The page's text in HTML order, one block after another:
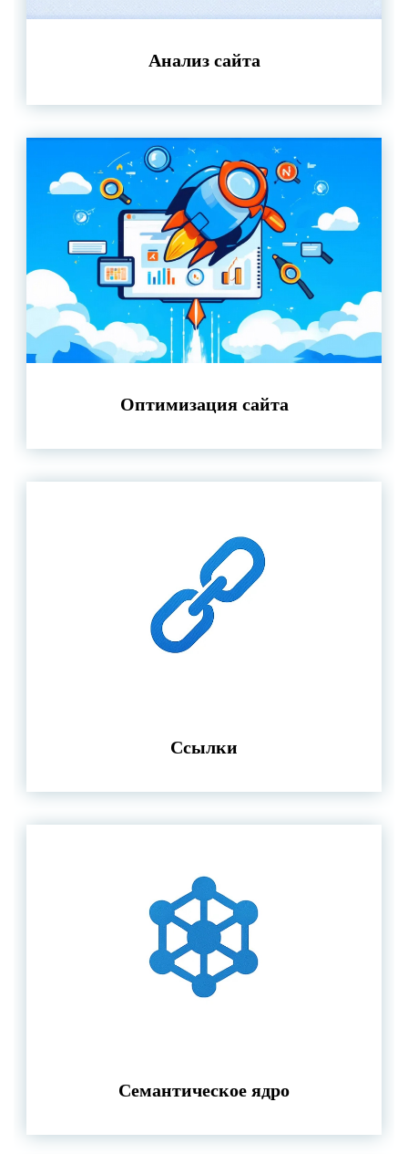
Анализ сайта
Оптимизация сайта
Ссылки
Семантическое ядро